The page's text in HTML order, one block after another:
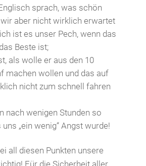
sprach, was schön
aber nicht wirklich erwartet
ist es unser Pech, wenn das
Beste ist;
als wolle er aus den 10
machen wollen und das auf
nicht zum schnell fahren
nach wenigen Stunden so
„ein wenig“ Angst wurde!
all diesen Punkten unsere
Für die Sicherheit aller